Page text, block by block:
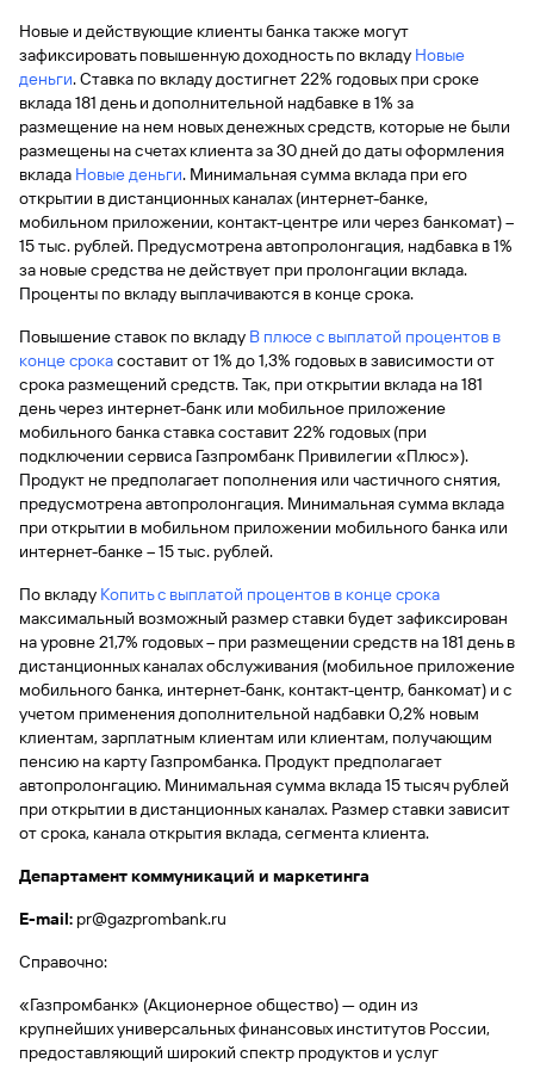
предложения
Газпром
Бонус
«Плюс»
Информация
для
держателей
карт
карта-стикер
Банки-
партнеры
Gazprom
Pay
Федеральный
ФЗ
Как не
попасться
мошенникам?
Помощь по
действующему
кредиту
страхование
онлайн
электронных
денежных
средств
полезно
Часто
задаваемые
вопросы
Калькулятор
вкладов
Быстрый
поиск
сайту
Вклады
Отчет о
кредитной
истории
Кредитный
помощник
Быстрый
поиск
по
сайту
Вклады
Открыть
брокерский
счет
Брокерское
обслуживание
Инвестиционные
продукты
доверительного
управления
Налоговый
вычет
Быстрый
поиск
по
сайту
Вклады
Отчет о
кредитной
истории
Станьте
партнером
Быстрый
поиск
по
сайту
Вклады
Кредитный
рейтинг
Отчет о
кредитной
истории
Станьте
партнером
Партнерам
Информация
для
партнеров
Быстрый
поиск
по
сайту
Gazprom
Pay
Интернет-
банк
Мобильное
приложение
GPB-
Trade
GorodPay
Открыть
брокерский
счет
Брокер-
Дистанционные
сервисы
Стать
клиентом
Газпромбанка
онлайн
Открытый
курсов
металлов
Быстрый
поиск
по
Отделения
банка
Банкоматы
инкассация
с Moniron
Онлайн-
касса 3 в 1 с
эквайрингом
Может
быть
полезно
115-ФЗ
для
бизнеса
115-ФЗ
для
среднего
бизнеса
Офисы
обслуживания
лиц
Документы
для
открытия
счета
Быстрый
поиск
по
Вклады
«Копии
документов»
и «Справки»
Быстрый
поиск
по
сайту
Вклады
Курсы
валют
таможенных
платежей
Быстрый
поиск
по
сайту
Вклады
сайту
Вклады
Вклады
Новые и действующие клиенты банка также могут
зафиксировать повышенную доходность по вкладу Новые
деньги. Ставка по вкладу достигнет 22% годовых при сроке
вклада 181 день и дополнительной надбавке в 1% за
размещение на нем новых денежных средств, которые не были
размещены на счетах клиента за 30 дней до даты оформления
вклада Новые деньги. Минимальная сумма вклада при его
открытии в дистанционных каналах (интернет-банке,
мобильном приложении, контакт-центре или через банкомат) –
15 тыс. рублей. Предусмотрена автопролонгация, надбавка в 1%
за новые средства не действует при пролонгации вклада.
Проценты по вкладу выплачиваются в конце срока.
Повышение ставок по вкладу В плюсе с выплатой процентов в
конце срокасоставит от 1% до 1,3% годовых в зависимости от
срока размещений средств. Так, при открытии вклада на 181
день через интернет-банк или мобильное приложение
мобильного банка ставка составит 22% годовых (при
подключении сервиса Газпромбанк Привилегии «Плюс»).
Продукт не предполагает пополнения или частичного снятия,
предусмотрена автопролонгация. Минимальная сумма вклада
при открытии в мобильном приложении мобильного банка или
интернет-банке – 15 тыс. рублей.
По вкладу Копить с выплатой процентов в конце срока
максимальный возможный размер ставки будет зафиксирован
на уровне 21,7% годовых – при размещении средств на 181 день в
дистанционных каналах обслуживания (мобильное приложение
мобильного банка, интернет-банк, контакт-центр, банкомат) и с
учетом применения дополнительной надбавки 0,2% новым
клиентам, зарплатным клиентам или клиентам, получающим
пенсию на карту Газпромбанка. Продукт предполагает
автопролонгацию. Минимальная сумма вклада 15 тысяч рублей
при открытии в дистанционных каналах. Размер ставки зависит
от срока, канала открытия вклада, сегмента клиента.
Департамент коммуникаций и маркетинга
E-mail: pr@gazprombank.ru
Справочно:
«Газпромбанк» (Акционерное общество) — один из
крупнейших универсальных финансовых институтов России,
предоставляющий широкий спектр продуктов и услуг